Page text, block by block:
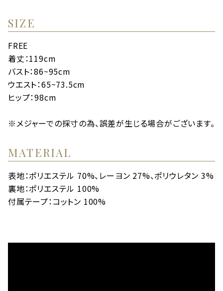
SIZE
FREE
着丈：119cm
バスト：86~95cm
ウエスト：65~73.5cm
ヒップ：98cm
※メジャーでの採寸の為、誤差が生じる場合がございます。
MATERIAL
表地：ポリエステル 70%、レーヨン 27%、ポリウレタン 3%
裏地：ポリエステル 100%
付属テープ：コットン 100%